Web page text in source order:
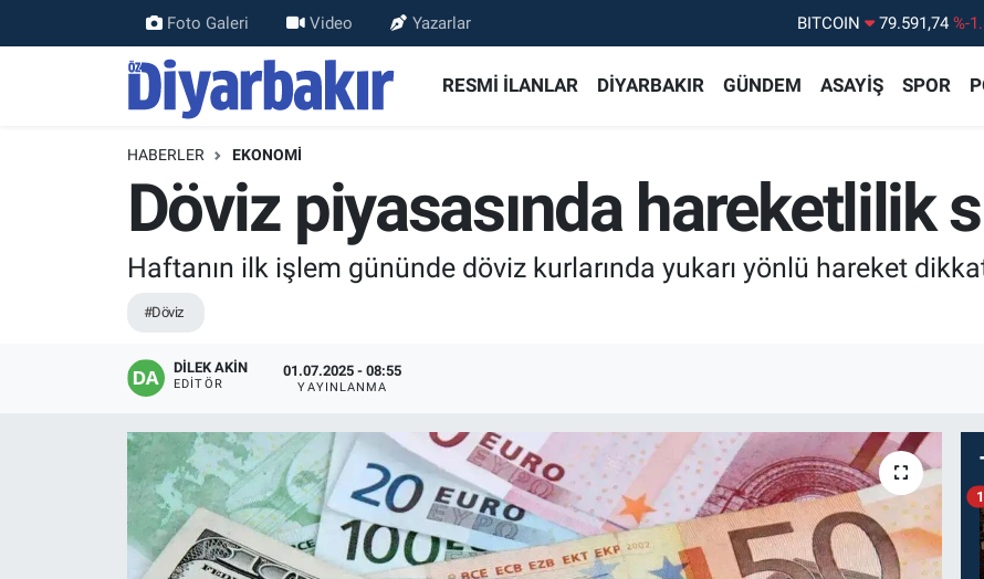
Foto Galeri Video Yazarlar DOLAR 45,43620
BİST100 14.598,00
RESMİ İLANLAR DİYARBAKIR GÜNDEM ASAYİŞ SPOR
HABERLER EKONOMİ
Döviz piyasasında hareketlilik
Haftanın ilk işlem gününde döviz kurlarında yukarı yönlü hareket
#Döviz
DİLEK AKİN
EDITÖR
01.07.2025 - 08:55
YAYINLANMA
1
RESMİ İLANLAR
DİYARBAKIR
EKONOMİ
KÜLTÜR SANAT
EĞİTİM
Nöbetçi Eczaneler
Namaz Vakitleri
Trafik Durumu
Süper Lig Puan Durumu ve Fikstür
Tüm Manşetler
Haber Arşivi